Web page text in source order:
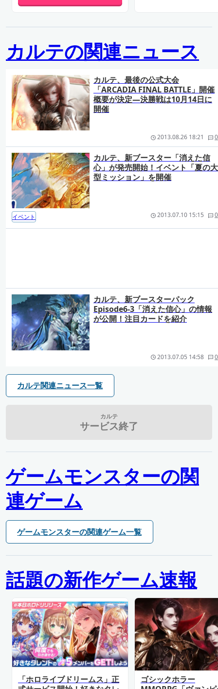
カルテの関連ニュース
カルテ、最後の公式大会
「ARCADIA FINAL BATTLE」開催
概要が決定―決勝戦は10月14日に
開催
2013.08.26 18:21 0
カルテ、新ブースター「消えた信
心」が発売開始！イベント「夏の大
型ミッション」を開催
イベント 2013.07.10 15:15 0
カルテ、新ブースターパック
Episode6-3「消えた信心」の情報
が公開！注目カードを紹介
2013.07.05 14:58 0
カルテ関連ニュース一覧
カルテ
サービス終了
ゲームモンスターの関
連ゲーム
ゲームモンスターの関連ゲーム一覧
話題の新作ゲーム速報
「ホロライブドリームス」正
ゴシックホラー